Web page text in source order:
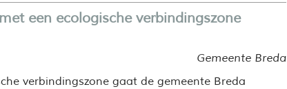
een ecologische verbindingszone
Gemeente Breda
verbindingszone gaat de gemeente Breda